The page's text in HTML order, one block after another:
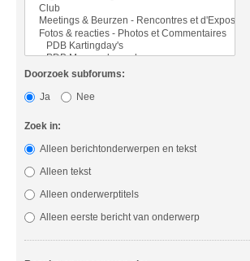
Doorzoek subforums:
Ja
Nee
Zoek in:
Alleen berichtonderwerpen en tekst
Alleen tekst
Alleen onderwerptitels
Alleen eerste bericht van onderwerp